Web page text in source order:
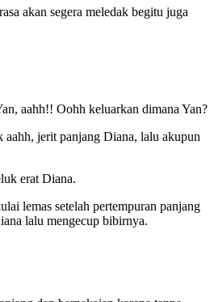
akan segera meledak begitu juga
aahh!! Oohh keluarkan dimana Yan?
jerit panjang Diana, lalu akupun
erat Diana.
lemas setelah pertempuran panjang
lalu mengecup bibirnya.